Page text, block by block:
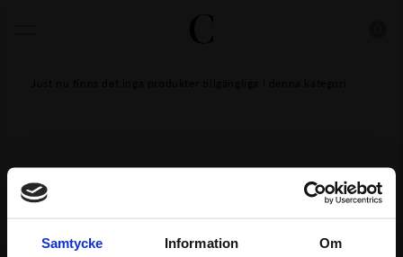
Samtycke Information Om